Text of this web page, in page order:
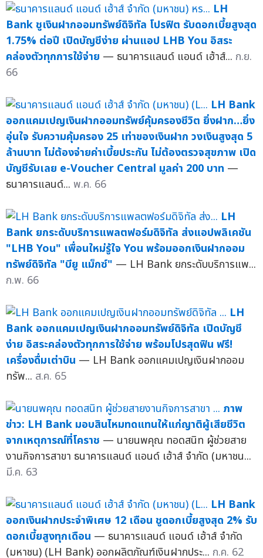
LH
Bank ชูเงินฝากออมทรัพย์ดิจิทัล โปรฟิต รับดอกเบี้ยสูงสุด
1.75% ต่อปี เปิดบัญชีง่าย ผ่านแอป LHB You อิสระ
คล่องตัวทุกการใช้จ่าย — ธนาคารแลนด์ แอนด์ เฮ้าส์... ก.ย.
66
LH Bank
ออกแคมเปญเงินฝากออมทรัพย์คุ้มครองชีวิต ยิ่งฝาก…ยิ่ง
อุ่นใจ รับความคุ้มครอง 25 เท่าของเงินฝาก วงเงินสูงสุด 5
ล้านบาท ไม่ต้องจ่ายค่าเบี้ยประกัน ไม่ต้องตรวจสุขภาพ เปิด
บัญชีรับเลย e-Voucher Central มูลค่า 200 บาท —
ธนาคารแลนด์... พ.ค. 66
LH
Bank ยกระดับบริการแพลตฟอร์มดิจิทัล ส่งแอปพลิเคชัน
"LHB You" เพื่อนใหม่รู้ใจ You พร้อมออกเงินฝากออม
ทรัพย์ดิจิทัล "บียู แม็กซ์" — LH Bank ยกระดับบริการแพ...
ก.พ. 66
LH
Bank ออกแคมเปญเงินฝากออมทรัพย์ดิจิทัล เปิดบัญชี
ง่าย อิสระคล่องตัวทุกการใช้จ่าย พร้อมโปรสุดฟิน ฟรี!
เครื่องดื่มเต่าบิน — LH Bank ออกแคมเปญเงินฝากออม
ทรัพ... ส.ค. 65
ภาพ
ข่าว: LH Bank มอบสินไหมทดแทนให้แก่ญาติผู้เสียชีวิต
จากเหตุการณ์ที่โคราช — นายนพคุณ ทอดสนิท ผู้ช่วยสาย
งานกิจการสาขา ธนาคารแลนด์ แอนด์ เฮ้าส์ จำกัด (มหาชน...
มี.ค. 63
LH Bank
ออกเงินฝากประจำพิเศษ 12 เดือน ชูดอกเบี้ยสูงสุด 2% รับ
ดอกเบี้ยสูงทุกเดือน — ธนาคารแลนด์ แอนด์ เฮ้าส์ จำกัด
(มหาชน) (LH Bank) ออกผลิตภัณฑ์เงินฝากประ... ก.ค. 62